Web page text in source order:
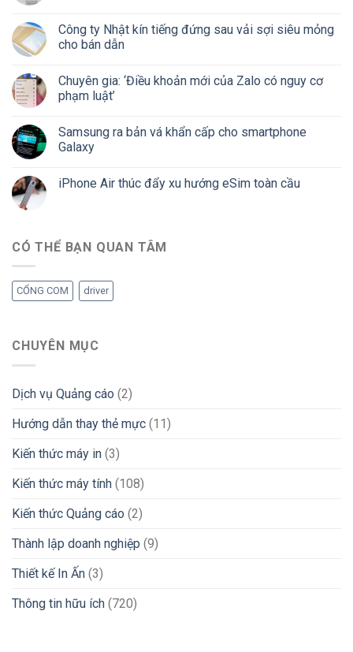
Công ty Nhật kín tiếng đứng sau vải sợi siêu mỏng
cho bán dẫn
Chuyên gia: ‘Điều khoản mới của Zalo có nguy cơ
phạm luật’
Samsung ra bản vá khẩn cấp cho smartphone
Galaxy
iPhone Air thúc đẩy xu hướng eSim toàn cầu
CÓ THỂ BẠN QUAN TÂM
CỔNG COM driver
CHUYÊN MỤC
Dịch vụ Quảng cáo (2)
Hướng dẫn thay thẻ mực (11)
Kiến thức máy in (3)
Kiến thức máy tính (108)
Kiến thức Quảng cáo (2)
Thành lập doanh nghiệp (9)
Thiết kế In Ấn (3)
Thông tin hữu ích (720)